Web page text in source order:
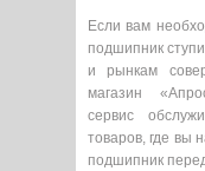
Если вам
подшипник
и рынкам
магазин
сервис
товаров, где вы
подшипник